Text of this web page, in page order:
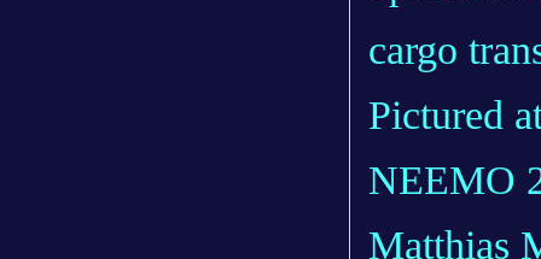
cargo
Pictured
NEEMO
Matthias